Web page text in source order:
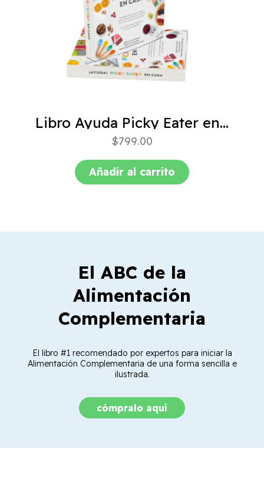
Libro Ayuda Picky Eater en casa
$799.00
Añadir al carrito
El ABC de la
Alimentación
Complementaria
El libro #1 recomendado por expertos para iniciar la
Alimentación Complementaria de una forma sencilla e
ilustrada.
cómpralo aquí